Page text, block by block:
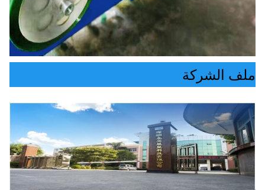
ملف الشركة